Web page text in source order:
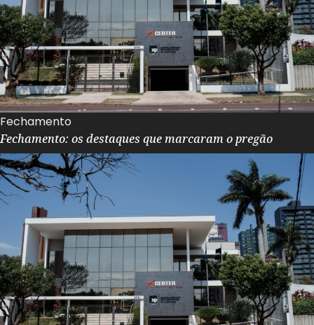
Fechamento
Fechamento: os destaques que marcaram o pregão